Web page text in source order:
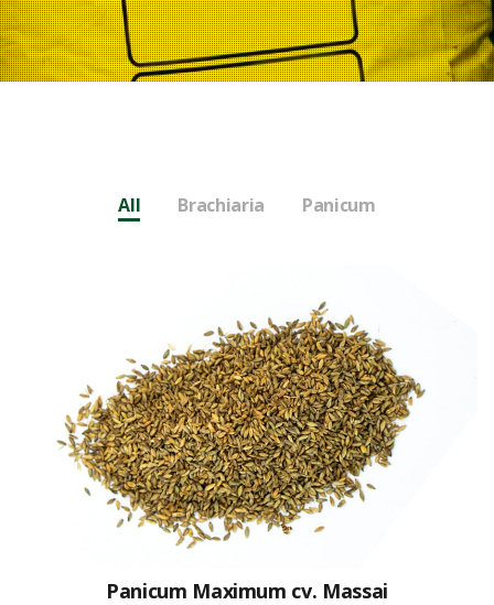
All Brachiaria Panicum
Panicum Maximum cv. Massai